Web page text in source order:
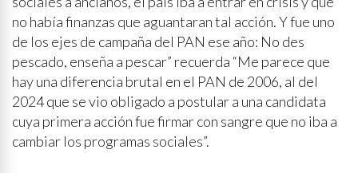
no había finanzas que aguantaran tal acción. Y fue uno
de los ejes de campaña del PAN ese año: No des
pescado, enseña a pescar” recuerda “Me parece que
hay una diferencia brutal en el PAN de 2006, al del
2024 que se vio obligado a postular a una candidata
cuya primera acción fue firmar con sangre que no iba a
cambiar los programas sociales”.